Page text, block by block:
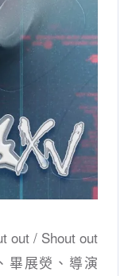
out / Shout out
畢展熒、導演